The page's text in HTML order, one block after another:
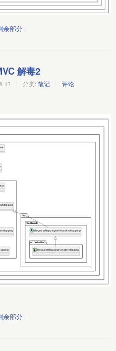
余部分 -
解毒2
12 分类: 笔记 评论
余部分 -